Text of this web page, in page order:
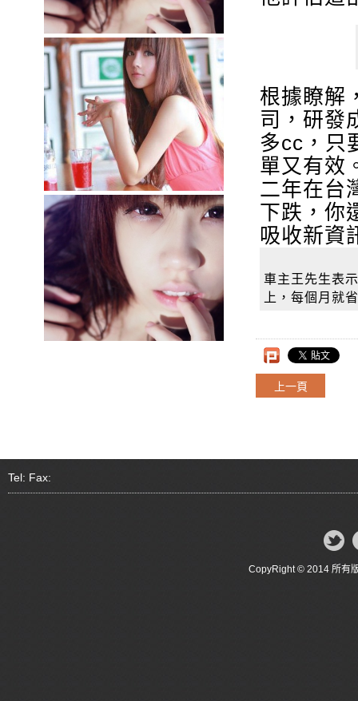
根據瞭解
司，研發
多cc，只
單又有效
二年在台
下跌，你
吸收新資
車主王先生表
上，每個月就
上一頁
Tel: Fax:
CopyRight © 2014 所有